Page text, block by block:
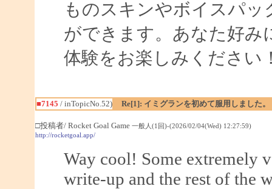
ものスキンやボイスパ
ができます。あなた好み
体験をお楽しみください
■7145 / inTopicNo.52) Re[1]: イミグランを初めて服用しました。
□投稿者/ Rocket Goal Game 一般人(1回)-(2026/02/04(Wed) 12:27:59)
http://rocketgoal.app/
Way cool! Some extremely
write-up and the rest of the